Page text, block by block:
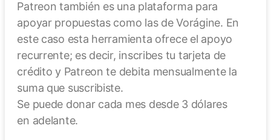
Patreon también es una plataforma para
apoyar propuestas como las de Vorágine. En
este caso esta herramienta ofrece el apoyo
recurrente; es decir, inscribes tu tarjeta de
crédito y Patreon te debita mensualmente la
suma que suscribiste.
Se puede donar cada mes desde 3 dólares
en adelante.